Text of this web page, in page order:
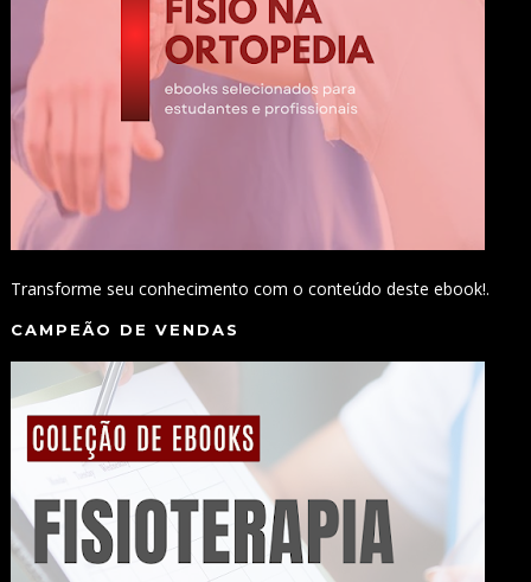
Transforme seu conhecimento com o conteúdo deste ebook!.
CAMPEÃO DE VENDAS